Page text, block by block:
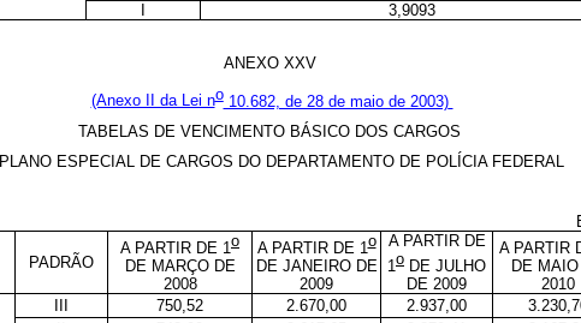
3,9093
ANEXO XXV
(Anexo II da Lei no10.682, de 28 de maio de 2003)
TABELAS DE VENCIMENTO BÁSICO DOS CARGOS
ESPECIAL DE CARGOS DO DEPARTAMENTO DE POLÍCIA FEDERAL
PADRÃO
A PARTIR DE 1 o
DE MARÇO DE
2008
A PARTIR DE 1o
DE JANEIRO DE
2009
A PARTIR DE
1 o DE JULHO
DE 2009
A PARTIR
DE
2010
III 750,52 2.670,00 2.937,00